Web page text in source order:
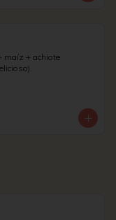
maíz + achiote